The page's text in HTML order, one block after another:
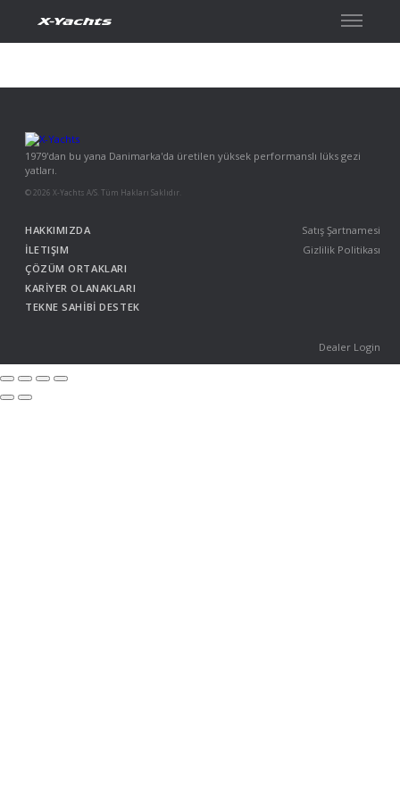
1979'dan bu yana Danimarka'da üretilen yüksek performanslı lüks gezi
yatları.
© 2026 X-Yachts A/S. Tüm Hakları Saklıdır.
HAKKIMIZDA
İLETIŞIM
ÇÖZÜM ORTAKLARI
KARİYER OLANAKLARI
TEKNE SAHİBİ DESTEK
Dealer Login
Satış Şartnamesi
Gizlilik Politikası